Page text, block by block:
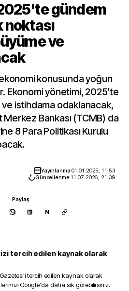
gündem
noktası
ve
konusunda yoğun
Ekonomi yönetimi, 2025’te
istihdama odaklanacak,
Bankası (TCMB) da
8 Para Politikası Kurulu
Yayınlanma01.01.2025, 11:53
Güncellenme 11.07.2026, 21:39
Paylaş
N
tercih edilen kaynak olarak
'i tercih edilen kaynak olarak
Google'da daha sık görebilirsiniz.